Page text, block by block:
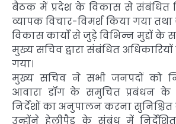
बैठक में प्रदेश के विकास से संबंधित
व्यापक विचार-विमर्श किया गया
विकास कार्यों से जुड़े विभिन्न मुद्दों
मुख्य सचिव द्वारा संबंधित अधिकारियों
गया।
मुख्य सचिव ने सभी जनपदों को
आवारा डॉग के समुचित प्रबंधन
निर्देशों का अनुपालन करना सुनिश्चित
उन्होंने हेलीपैड के संबंध में